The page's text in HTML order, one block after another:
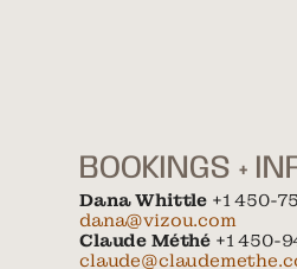
BOOKINGS +
Dana Whittle +1 450-
dana@vizou.com
Claude Méthé +1 450-